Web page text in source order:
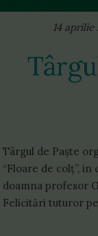
14 aprilie
Târgul de Paște
“Floare de colț”,
doamna profesor
Felicitări tuturor